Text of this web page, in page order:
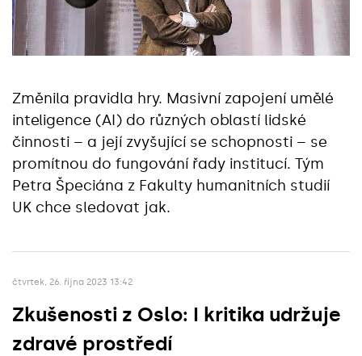
Změnila pravidla hry. Masivní zapojení umělé
inteligence (AI) do různých oblastí lidské
činnosti – a její zvyšující se schopnosti – se
promítnou do fungování řady institucí. Tým
Petra Špeciána z Fakulty humanitních studií
UK chce sledovat jak.
čtvrtek, 26. října 2023 13:42
Zkušenosti z Oslo: I kritika udržuje
zdravé prostředí